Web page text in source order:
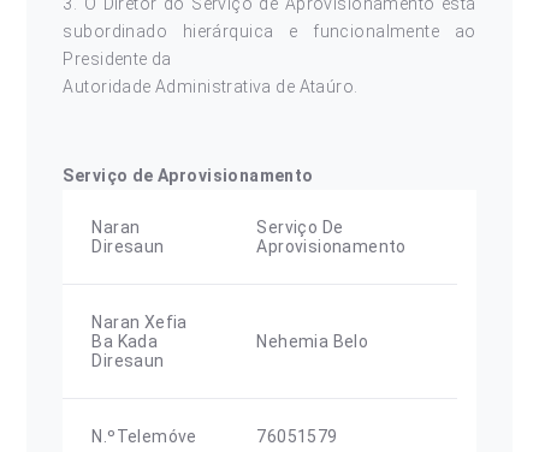
subordinado hierárquica e funcionalmente ao
Presidente da
Autoridade Administrativa de Ataúro.
Serviço de Aprovisionamento
Naran
Diresaun
Serviço De
Aprovisionamento
Naran Xefia
Ba Kada
Diresaun
Nehemia Belo
N.ºTelemóve 76051579